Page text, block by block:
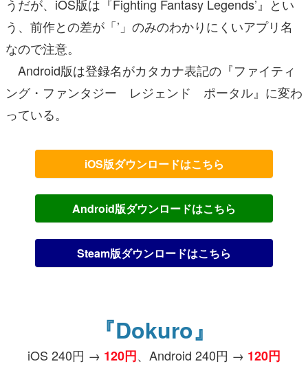
うだが、iOS版は『Fighting Fantasy Legends’』とい
う、前作との差が「’」のみのわかりにくいアプリ名
なので注意。
Android版は登録名がカタカナ表記の『ファイティ
ング・ファンタジー レジェンド ポータル』に変わ
っている。
iOS版ダウンロードはこちら
Android版ダウンロードはこちら
Steam版ダウンロードはこちら
『Dokuro』
iOS 240円 → 120円、Android 240円 → 120円